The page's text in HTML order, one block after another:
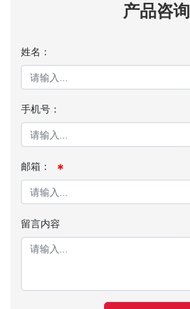
产品咨询
姓名：
手机号：
邮箱：
留言内容